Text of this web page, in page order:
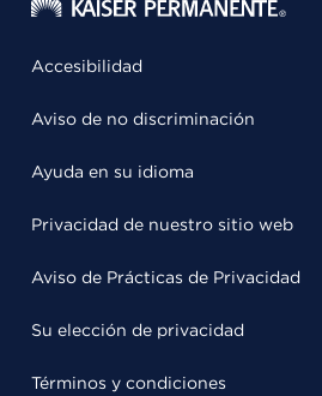
Accesibilidad
Aviso de no discriminación
Ayuda en su idioma
Privacidad de nuestro sitio web
Aviso de Prácticas de Privacidad
Su elección de privacidad
Términos y condiciones